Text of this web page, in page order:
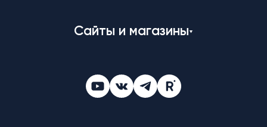
Сайты и магазины